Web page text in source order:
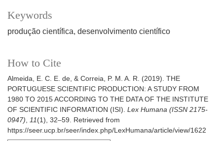
Keywords
produção científica desenvolvimento científico
How to Cite
Almeida, E. C. E. de, & Correia, P. M. A. R. (2019). THE
PORTUGUESE SCIENTIFIC PRODUCTION: A STUDY FROM
1980 TO 2015 ACCORDING TO THE DATA OF THE INSTITUTE
OF SCIENTIFIC INFORMATION (ISI). Lex Humana (ISSN 2175-
0947), 11(1), 32–59. Retrieved from
https://seer.ucp.br/seer/index.php/LexHumana/article/view/1622